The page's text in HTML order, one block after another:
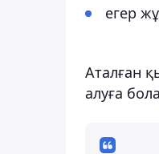
егер
Аталған
алуға